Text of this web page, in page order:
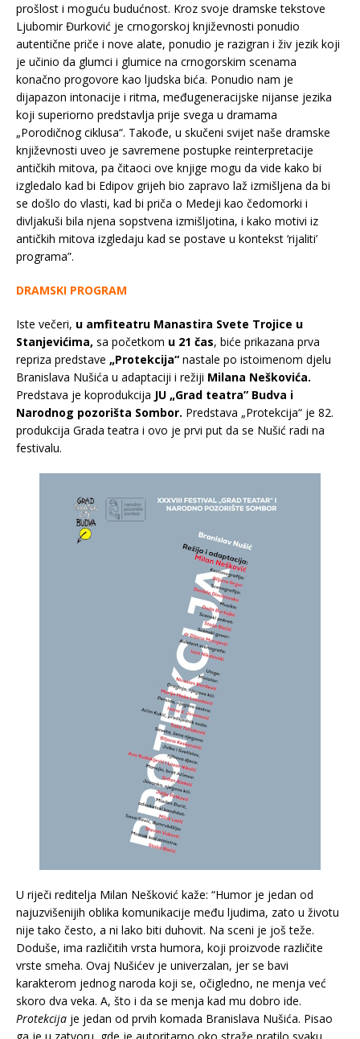
prošlost i moguću budućnost. Kroz svoje dramske tekstove
Ljubomir Đurković je crnogorskoj književnosti ponudio
autentične priče i nove alate, ponudio je razigran i živ jezik koji
je učinio da glumci i glumice na crnogorskim scenama
konačno progovore kao ljudska bića. Ponudio nam je
dijapazon intonacije i ritma, međugeneracijske nijanse jezika
koji superiorno predstavlja prije svega u dramama
„Porodičnog ciklusa“. Takođe, u skučeni svijet naše dramske
književnosti uveo je savremene postupke reinterpretacije
antičkih mitova, pa čitaoci ove knjige mogu da vide kako bi
izgledalo kad bi Edipov grijeh bio zapravo laž izmišljena da bi
se došlo do vlasti, kad bi priča o Medeji kao čedomorki i
divljakuši bila njena sopstvena izmišljotina, i kako motivi iz
antičkih mitova izgledaju kad se postave u kontekst ‘rijaliti’
programa”.
DRAMSKI PROGRAM
Iste večeri, u amfiteatru Manastira Svete Trojice u
Stanjevićima, sa početkom u 21 čas, biće prikazana prva
repriza predstave „Protekcija“ nastale po istoimenom djelu
Branislava Nušića u adaptaciji i režiji Milana Neškovića.
Predstava je koprodukcija JU „Grad teatra” Budva i
Narodnog pozorišta Sombor. Predstava „Protekcija“ je 82.
produkcija Grada teatra i ovo je prvi put da se Nušić radi na
festivalu.
U riječi reditelja Milan Nešković kaže: “Humor je jedan od
najuzvišenijih oblika komunikacije među ljudima, zato u životu
nije tako često, a ni lako biti duhovit. Na sceni je još teže.
Doduše, ima različitih vrsta humora, koji proizvode različite
vrste smeha. Ovaj Nušićev je univerzalan, jer se bavi
karakterom jednog naroda koji se, očigledno, ne menja već
skoro dva veka. A, što i da se menja kad mu dobro ide.
Protekcija je jedan od prvih komada Branislava Nušića. Pisao